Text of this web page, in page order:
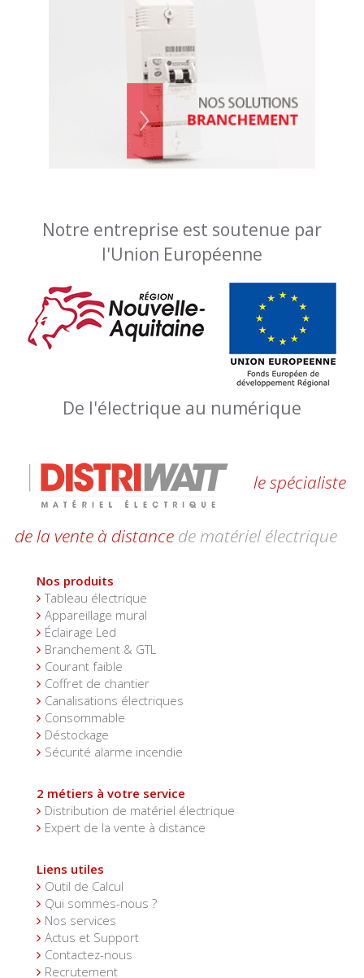
Notre entreprise est soutenue par
l'Union Européenne
De l'électrique au numérique
le spécialiste
de la vente à distance de matériel électrique
Nos produits
Tableau électrique
Appareillage mural
Éclairage Led
Branchement & GTL
Courant faible
Coffret de chantier
Canalisations électriques
Consommable
Déstockage
Sécurité alarme incendie
2 métiers à votre service
Distribution de matériel électrique
Expert de la vente à distance
Liens utiles
Outil de Calcul
Qui sommes-nous ?
Nos services
Actus et Support
Contactez-nous
Recrutement